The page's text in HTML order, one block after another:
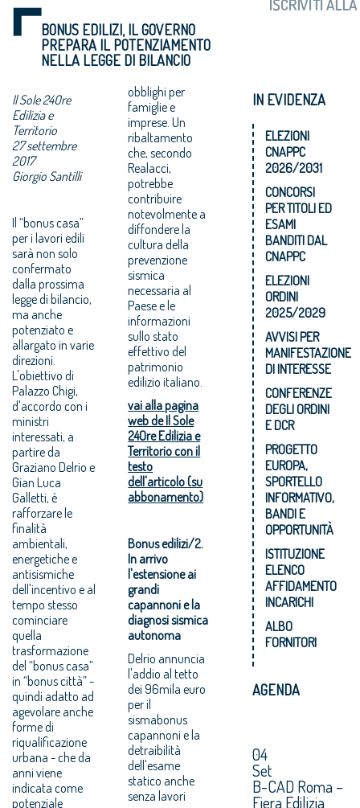
BONUS EDILIZI, IL GOVERNO
PREPARA IL POTENZIAMENTO
NELLA LEGGE DI BILANCIO
Il Sole 24Ore
Edilizia e
Territorio
27 settembre
2017
Giorgio Santilli
Il “bonus casa”
per i lavori edili
sarà non solo
confermato
dalla prossima
legge di bilancio,
ma anche
potenziato e
allargato in varie
direzioni.
L'obiettivo di
Palazzo Chigi,
d'accordo con i
ministri
interessati, a
partire da
Graziano Delrio e
Gian Luca
Galletti, è
rafforzare le
finalità
ambientali,
energetiche e
antisismiche
dell'incentivo e al
tempo stesso
cominciare
quella
trasformazione
del “bonus casa”
in “bonus città” -
quindi adatto ad
agevolare anche
forme di
riqualificazione
urbana - che da
anni viene
indicata come
potenziale
obblighi per
famiglie e
imprese. Un
ribaltamento
che, secondo
Realacci,
potrebbe
contribuire
notevolmente a
diffondere la
cultura della
prevenzione
sismica
necessaria al
Paese e le
informazioni
sullo stato
effettivo del
patrimonio
edilizio italiano.
vai alla pagina
web de Il Sole
24Ore Edilizia e
Territorio con il
testo
dell'articolo (su
abbonamento)
Bonus edilizi/2.
In arrivo
l'estensione ai
grandi
capannoni e la
diagnosi sismica
autonoma
Delrio annuncia
l'addio al tetto
dei 96mila euro
per il
sismabonus
capannoni e la
detraibilità
dell'esame
statico anche
senza lavori
IN EVIDENZA
ELEZIONI
CNAPPC
2026/2031
CONCORSI
PER TITOLI ED
ESAMI
BANDITI DAL
CNAPPC
ELEZIONI
ORDINI
2025/2029
AVVISI PER
MANIFESTAZIONE
DI INTERESSE
CONFERENZE
DEGLI ORDINI
E DCR
PROGETTO
EUROPA,
SPORTELLO
INFORMATIVO,
BANDI E
OPPORTUNITÀ
ISTITUZIONE
ELENCO
AFFIDAMENTO
INCARICHI
ALBO
FORNITORI
AGENDA
04
Set
B-CAD Roma –
Fiera Edilizia